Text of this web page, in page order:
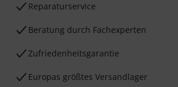
Reparaturservice
Beratung durch Fachexperten
Zufriedenheitsgarantie
Europas größtes Versandlager